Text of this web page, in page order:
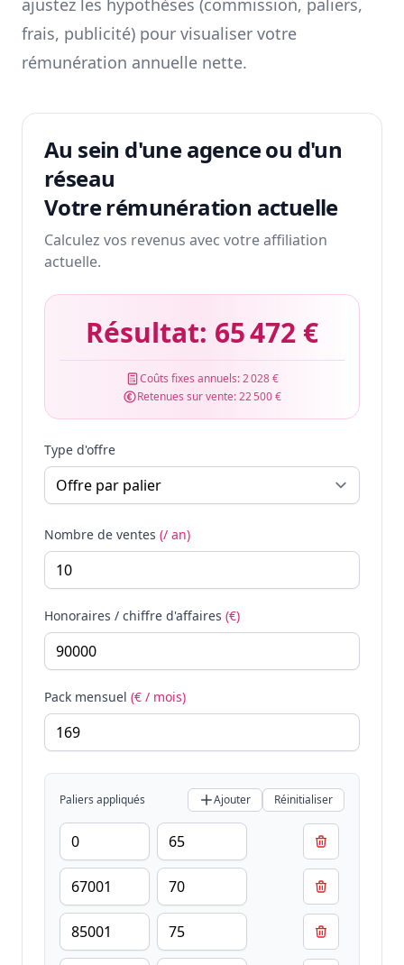
ajustez les hypothèses (commission, paliers,
frais, publicité) pour visualiser votre
rémunération annuelle nette.
Au sein d'une agence ou d'un
réseau
Votre rémunération actuelle
Calculez vos revenus avec votre affiliation
actuelle.
Résultat: 65 472 €
Coûts fixes annuels:2 028 €
Retenues sur vente:22 500 €
Type d'offre
Nombre de ventes (/ an)
Honoraires / chiffre d'affaires (€)
Pack mensuel (€ / mois)
Paliers appliqués Ajouter Réinitialiser